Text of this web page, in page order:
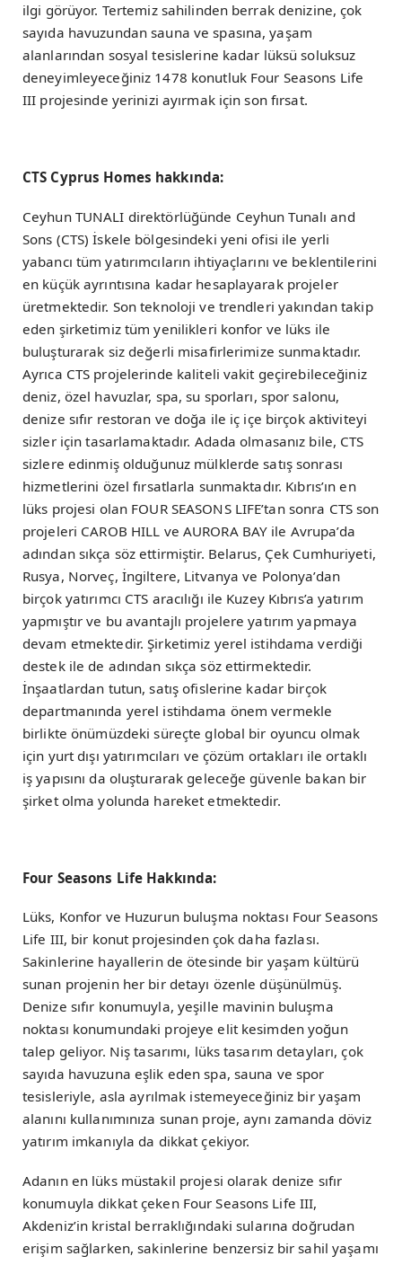
ilgi görüyor. Tertemiz sahilinden berrak denizine, çok
sayıda havuzundan sauna ve spasına, yaşam
alanlarından sosyal tesislerine kadar lüksü soluksuz
deneyimleyeceğiniz 1478 konutluk Four Seasons Life
III projesinde yerinizi ayırmak için son fırsat.
CTS Cyprus Homes hakkında:
Ceyhun TUNALI direktörlüğünde Ceyhun Tunalı and
Sons (CTS) İskele bölgesindeki yeni ofisi ile yerli
yabancı tüm yatırımcıların ihtiyaçlarını ve beklentilerini
en küçük ayrıntısına kadar hesaplayarak projeler
üretmektedir. Son teknoloji ve trendleri yakından takip
eden şirketimiz tüm yenilikleri konfor ve lüks ile
buluşturarak siz değerli misafirlerimize sunmaktadır.
Ayrıca CTS projelerinde kaliteli vakit geçirebileceğiniz
deniz, özel havuzlar, spa, su sporları, spor salonu,
denize sıfır restoran ve doğa ile iç içe birçok aktiviteyi
sizler için tasarlamaktadır. Adada olmasanız bile, CTS
sizlere edinmiş olduğunuz mülklerde satış sonrası
hizmetlerini özel fırsatlarla sunmaktadır. Kıbrıs’ın en
lüks projesi olan FOUR SEASONS LIFE’tan sonra CTS son
projeleri CAROB HILL ve AURORA BAY ile Avrupa’da
adından sıkça söz ettirmiştir. Belarus, Çek Cumhuriyeti,
Rusya, Norveç, İngiltere, Litvanya ve Polonya’dan
birçok yatırımcı CTS aracılığı ile Kuzey Kıbrıs’a yatırım
yapmıştır ve bu avantajlı projelere yatırım yapmaya
devam etmektedir. Şirketimiz yerel istihdama verdiği
destek ile de adından sıkça söz ettirmektedir.
İnşaatlardan tutun, satış ofislerine kadar birçok
departmanında yerel istihdama önem vermekle
birlikte önümüzdeki süreçte global bir oyuncu olmak
için yurt dışı yatırımcıları ve çözüm ortakları ile ortaklı
iş yapısını da oluşturarak geleceğe güvenle bakan bir
şirket olma yolunda hareket etmektedir.
Four Seasons Life Hakkında:
Lüks, Konfor ve Huzurun buluşma noktası Four Seasons
Life III, bir konut projesinden çok daha fazlası.
Sakinlerine hayallerin de ötesinde bir yaşam kültürü
sunan projenin her bir detayı özenle düşünülmüş.
Denize sıfır konumuyla, yeşille mavinin buluşma
noktası konumundaki projeye elit kesimden yoğun
talep geliyor. Niş tasarımı, lüks tasarım detayları, çok
sayıda havuzuna eşlik eden spa, sauna ve spor
tesisleriyle, asla ayrılmak istemeyeceğiniz bir yaşam
alanını kullanımınıza sunan proje, aynı zamanda döviz
yatırım imkanıyla da dikkat çekiyor.
Adanın en lüks müstakil projesi olarak denize sıfır
konumuyla dikkat çeken Four Seasons Life III,
Akdeniz’in kristal berraklığındaki sularına doğrudan
erişim sağlarken, sakinlerine benzersiz bir sahil yaşamı